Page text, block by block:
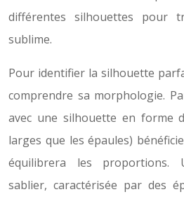
différentes silhouettes pour
sublime.
Pour identifier la silhouette
comprendre sa morphologie.
avec une silhouette en forme
larges que les épaules)
équilibrera les proportions.
sablier, caractérisée par des